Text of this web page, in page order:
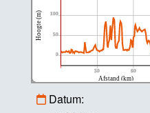
0
50
100
30 60
Afstand (km)
Hoogte (m)
Datum: